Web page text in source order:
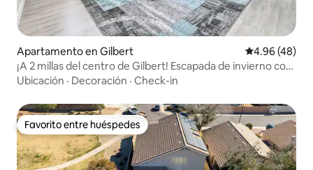
Apartamento en Gilbert Calificación
4.96 (48)
¡A 2 millas del centro de Gilbert! Escapada de invierno con
piscina
Ubicación · Decoración · Check-in
Favorito entre huéspedes
Favorito entre huéspedes